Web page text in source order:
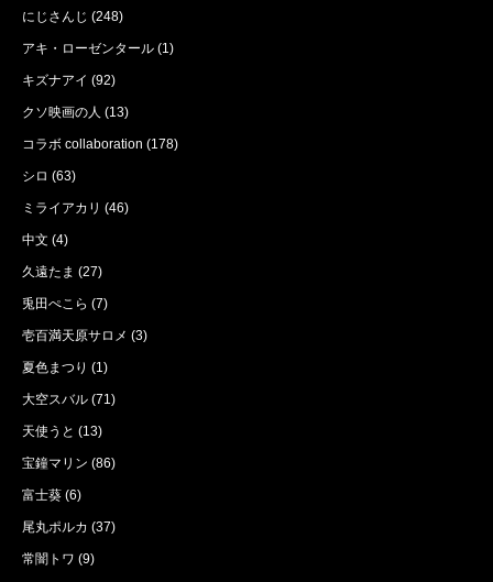
にじさんじ (248)
アキ・ローゼンタール (1)
キズナアイ (92)
クソ映画の人 (13)
コラボ collaboration (178)
シロ (63)
ミライアカリ (46)
中文 (4)
久遠たま (27)
兎田ぺこら (7)
壱百満天原サロメ (3)
夏色まつり (1)
大空スバル (71)
天使うと (13)
宝鐘マリン (86)
富士葵 (6)
尾丸ポルカ (37)
常闇トワ (9)